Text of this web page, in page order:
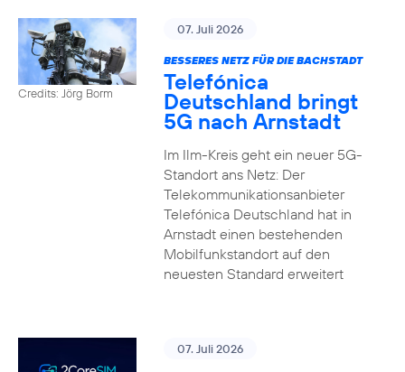
Credits: Jörg Borm
07. Juli 2026
BESSERES NETZ FÜR DIE BACHSTADT
Telefónica
Deutschland bringt
5G nach Arnstadt
Im Ilm-Kreis geht ein neuer 5G-
Standort ans Netz: Der
Telekommunikationsanbieter
Telefónica Deutschland hat in
Arnstadt einen bestehenden
Mobilfunkstandort auf den
neuesten Standard erweitert
07. Juli 2026